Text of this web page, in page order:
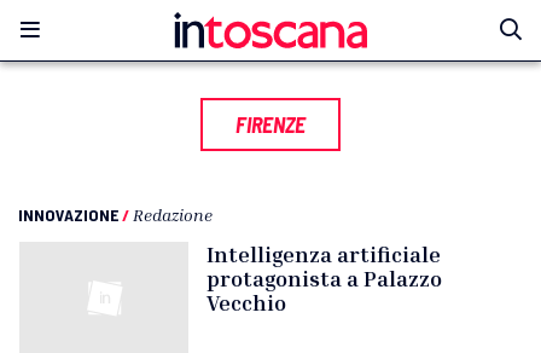
FIRENZE
INNOVAZIONE/ Redazione
Intelligenza artificiale
protagonista a Palazzo
Vecchio